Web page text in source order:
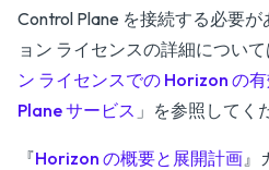
Control Plane を接続する必要
ョン ライセンスの詳細につい
ン ライセンスでの Horizon の
Plane サービス 」を参照してく
『Horizon の概要と展開計画』